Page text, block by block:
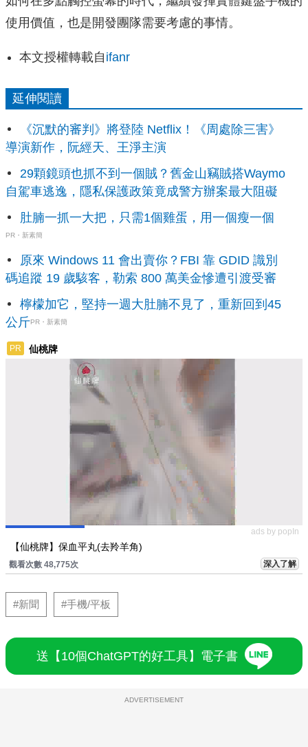
使用價值，也是開發團隊需要考慮的事情。
本文授權轉載自 ifanr
延伸閱讀
《沉默的審判》將登陸 Netflix！《周處除三害》
導演新作，阮經天、王淨主演
29顆鏡頭也抓不到一個賊？舊金山竊賊搭Waymo
自駕車逃逸，隱私保護政策竟成警方辦案最大阻礙
肚腩一抓一大把，只需1個雞蛋，用一個瘦一個
PR・新素簡
原來 Windows 11 會出賣你？FBI 靠 GDID 識別
碼追蹤 19 歲駭客，勒索 800 萬美金慘遭引渡受審
檸檬加它，堅持一週大肚腩不見了，重新回到45
公斤PR・新素簡
PR 仙桃牌
ads by popIn
【仙桃牌】保血平丸(去羚羊角)
觀看次數 48,775次 深入了解
#新聞 #手機/平板
送【10個ChatGPT的好工具】電子書
ADVERTISEMENT